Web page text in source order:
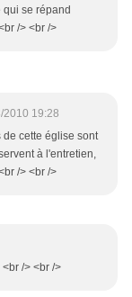
qui se répand
/> <br />
2010 19:28
cette église sont
à l'entretien,
/> <br />
/> <br />